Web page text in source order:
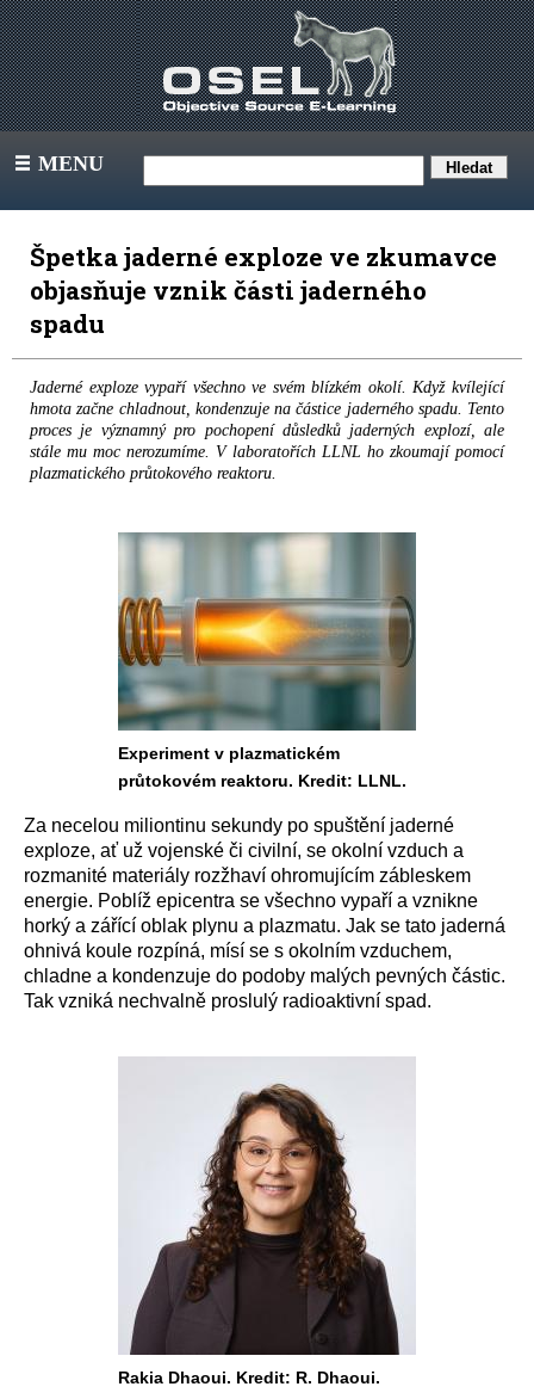
III MENU
Špetka jaderné exploze ve zkumavce
objasňuje vznik části jaderného
spadu
Jaderné exploze vypaří všechno ve svém blízkém okolí. Když kvílející
hmota začne chladnout, kondenzuje na částice jaderného spadu. Tento
proces je významný pro pochopení důsledků jaderných explozí, ale
stále mu moc nerozumíme. V laboratořích LLNL ho zkoumají pomocí
plazmatického průtokového reaktoru.
Experiment v plazmatickém
průtokovém reaktoru. Kredit: LLNL.
Za necelou miliontinu sekundy po spuštění jaderné
exploze, ať už vojenské či civilní, se okolní vzduch a
rozmanité materiály rozžhaví ohromujícím zábleskem
energie. Poblíž epicentra se všechno vypaří a vznikne
horký a zářící oblak plynu a plazmatu. Jak se tato jaderná
ohnivá koule rozpíná, mísí se s okolním vzduchem,
chladne a kondenzuje do podoby malých pevných částic.
Tak vzniká nechvalně proslulý radioaktivní spad.
Rakia Dhaoui. Kredit: R. Dhaoui.